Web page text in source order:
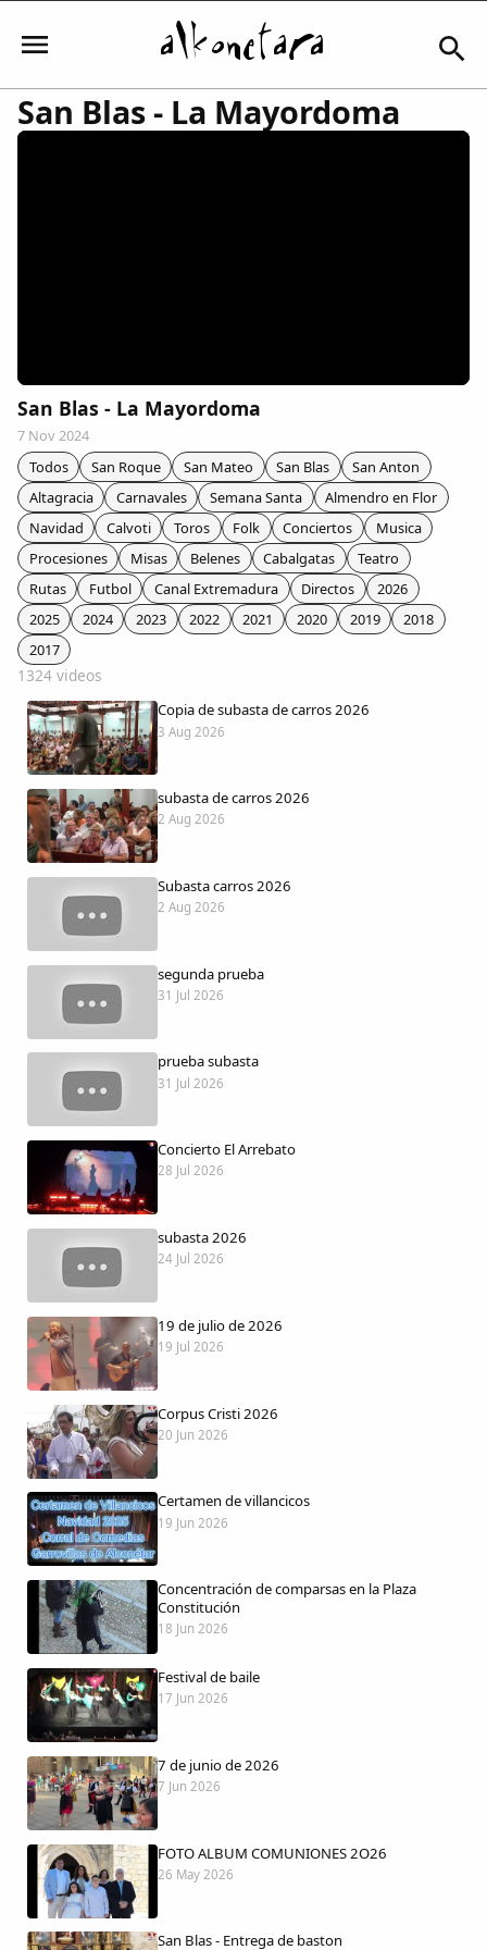
Comunidad
Colaboradores
AlkoTV
Biblioteca
Periódico Alconétar
Foros
Idiosincrasia
Diccionario
Traductor
Dichos
Cancionero Local
Apodos
Peñas
La palra
Modo oscuro
San Blas - La Mayordoma
San Blas - La Mayordoma
7 Nov 2024
Todos
San Roque San Mateo San Blas
San Anton
Altagracia
Carnavales Semana Santa
Almendro en Flor
Navidad
Calvoti Toros Folk Conciertos
Musica
Procesiones
Misas Belenes Cabalgatas
Teatro
Rutas
Futbol Canal Extremadura Directos
2026
2025
2024 2023 2022 2021 2020 2019
2018
2017
1324 videos
Copia de subasta de carros 2026
3 Aug 2026
subasta de carros 2026
2 Aug 2026
Subasta carros 2026
2 Aug 2026
segunda prueba
31 Jul 2026
prueba subasta
31 Jul 2026
Concierto El Arrebato
28 Jul 2026
subasta 2026
24 Jul 2026
19 de julio de 2026
19 Jul 2026
Corpus Cristi 2026
20 Jun 2026
Certamen de villancicos
19 Jun 2026
Concentración de comparsas en la Plaza
Constitución
18 Jun 2026
Festival de baile
17 Jun 2026
7 de junio de 2026
7 Jun 2026
FOTO ALBUM COMUNIONES 2O26
26 May 2026
San Blas - Entrega de baston
Compartir en Facebook
Compartir en Twitter
Copiar enlace